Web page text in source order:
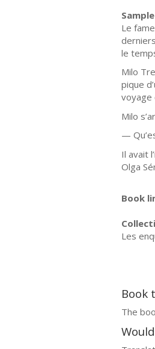
Le
le
Milo
pique
voyage
Milo
—
Il avait
Olga
Book
Les
Book
The